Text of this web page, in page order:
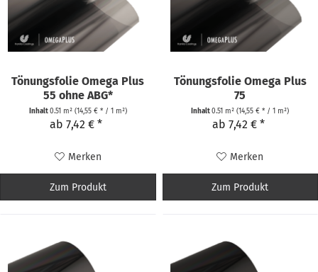
Tönungsfolie Omega Plus
55 ohne ABG*
Inhalt0.51 m² (14,55 € * / 1 m²)
ab 7,42 € *
Merken
Zum Produkt
Tönungsfolie Omega Plus
75
Inhalt0.51 m²(14,55 € * / 1 m²)
ab 7,42 € *
Merken
Zum Produkt